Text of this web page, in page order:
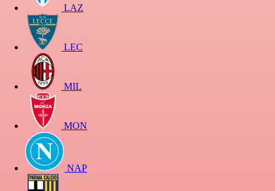
LAZ
LEC
MIL
MON
NAP